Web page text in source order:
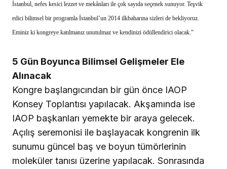
İstanbul, nefes kesici lezzet ve mekânları ile çok sayıda seçenek sunuyor. Teşvik
edici bilimsel bir programla İstanbul’un 2014 ilkbaharına sizleri de bekliyoruz.
Eminiz ki kongreye katılmanız unutulmaz ve kendinizi ödüllendirici olacak.”
5 Gün Boyunca Bilimsel Gelişmeler Ele
Alınacak
Kongre başlangıcından bir gün önce IAOP
Konsey Toplantısı yapılacak. Akşamında ise
IAOP başkanları yemekte bir araya gelecek.
Açılış seremonisi ile başlayacak kongrenin ilk
sunumu güncel baş ve boyun tümörlerinin
moleküler tanısı üzerine yapılacak. Sonrasında